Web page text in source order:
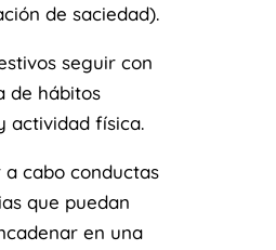
de saciedad).
seguir con
de hábitos
actividad física.
a cabo conductas
que puedan
en una